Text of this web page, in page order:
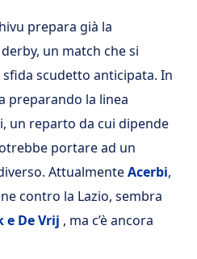
prepara già la
un match che si
scudetto anticipata. In
preparando la linea
un reparto da cui dipende
portare ad un
AttualmenteAcerbi,
contro la Lazio, sembra
e De Vrij , ma c’è ancora